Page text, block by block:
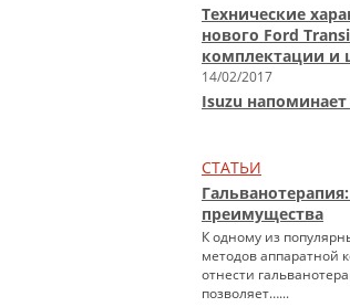
Технические
нового Ford
комплектации и
14/02/2017
Isuzu напоминает
СТАТЬИ
преимущества
К одному из
методов аппаратной
отнести
позволяет…...